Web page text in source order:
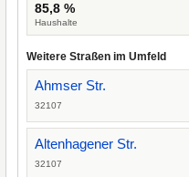
85,8 %
Haushalte
Weitere Straßen im Umfeld
Ahmser Str.
32107
Altenhagener Str.
32107